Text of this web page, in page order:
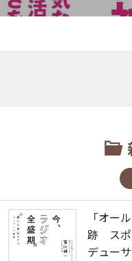
「オー
跡 スポ
デュー